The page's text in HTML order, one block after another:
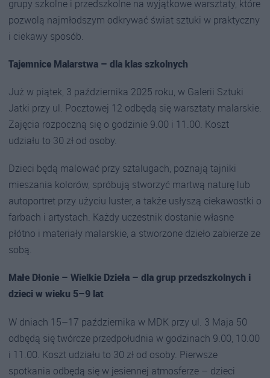
grupy szkolne i przedszkolne na wyjątkowe warsztaty, które
pozwolą najmłodszym odkrywać świat sztuki w praktyczny
i ciekawy sposób.
Tajemnice Malarstwa – dla klas szkolnych
Już w piątek, 3 października 2025 roku, w Galerii Sztuki
Jatki przy ul. Pocztowej 12 odbędą się warsztaty malarskie.
Zajęcia rozpoczną się o godzinie 9.00 i 11.00. Koszt
udziału to 30 zł od osoby.
Dzieci będą malować przy sztalugach, poznają tajniki
mieszania kolorów, spróbują stworzyć martwą naturę lub
autoportret przy użyciu luster, a także usłyszą ciekawostki o
farbach i artystach. Każdy uczestnik dostanie własne
płótno i materiały malarskie, a stworzone dzieło zabierze ze
sobą.
Małe Dłonie – Wielkie Dzieła – dla grup przedszkolnych i
dzieci w wieku 5–9 lat
W dniach 15–17 października w MDK przy ul. 3 Maja 50
odbędą się twórcze przedpołudnia w godzinach 9.00, 10.00
i 11.00. Koszt udziału to 30 zł od osoby. Pierwsze
spotkania odbędą się w jesiennej atmosferze – dzieci